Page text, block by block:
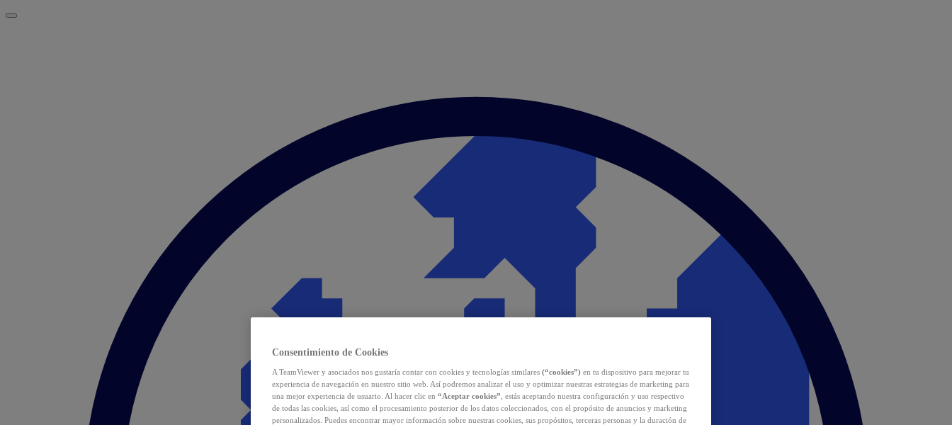
Consentimiento de Cookies
A TeamViewer y asociados nos gustaría contar con cookies y tecnologías similares (“cookies”) en tu dispositivo para mejorar tu
experiencia de navegación en nuestro sitio web. Así podremos analizar el uso y optimizar nuestras estrategias de marketing para
una mejor experiencia de usuario. Al hacer clic en “Aceptar cookies” , estás aceptando nuestra configuración y uso respectivo
de todas las cookies, así como el procesamiento posterior de los datos coleccionados, con el propósito de anuncios y marketing
personalizados. Puedes encontrar mayor información sobre nuestras cookies, sus propósitos, terceras personas y la duración de